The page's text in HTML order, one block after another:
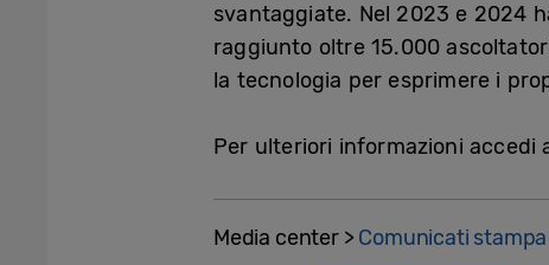
svantaggiate. Nel 2023 e 2024
raggiunto oltre 15.000
la tecnologia per esprimere i
Per ulteriori informazioni accedi
Media center > Comunicati stampa